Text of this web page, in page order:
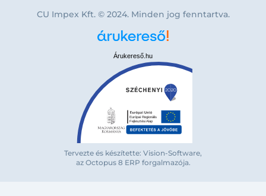
Bejelentkezés e-mail-címmel
CU Impex Kft. © 2024. Minden jog fenntartva.
Árukereső.hu
Tervezte és készítette: Vision-Software,
az Octopus 8 ERP forgalmazója.